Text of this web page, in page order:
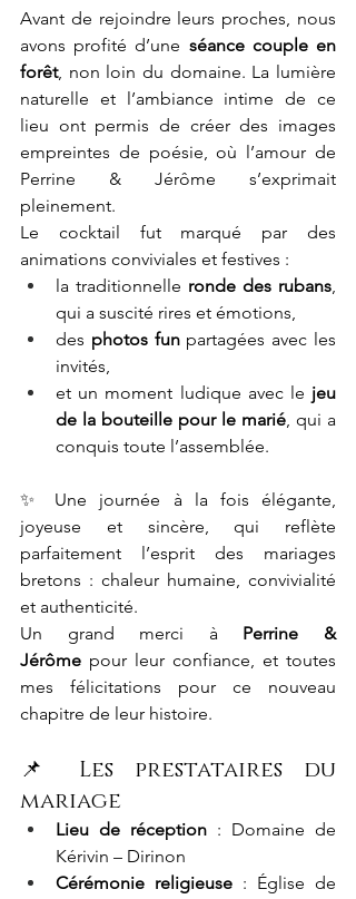
Avant de rejoindre leurs proches, nous
avons profité d’une séance couple en
forêt, non loin du domaine. La lumière
naturelle et l’ambiance intime de ce
lieu ont permis de créer des images
empreintes de poésie, où l’amour de
Perrine & Jérôme s’exprimait
pleinement.
Le cocktail fut marqué par des
animations conviviales et festives :
la traditionnelle ronde des rubans,
qui a suscité rires et émotions,
des photos fun partagées avec les
invités,
et un moment ludique avec le jeu
de la bouteille pour le marié, qui a
conquis toute l’assemblée.
✨ Une journée à la fois élégante,
joyeuse et sincère, qui reflète
parfaitement l’esprit des mariages
bretons : chaleur humaine, convivialité
et authenticité.
Un grand merci à Perrine &
Jérôme pour leur confiance, et toutes
mes félicitations pour ce nouveau
chapitre de leur histoire.
📌 Les prestataires du
mariage
Lieu de réception : Domaine de
Kérivin – Dirinon
Cérémonie religieuse : Église de